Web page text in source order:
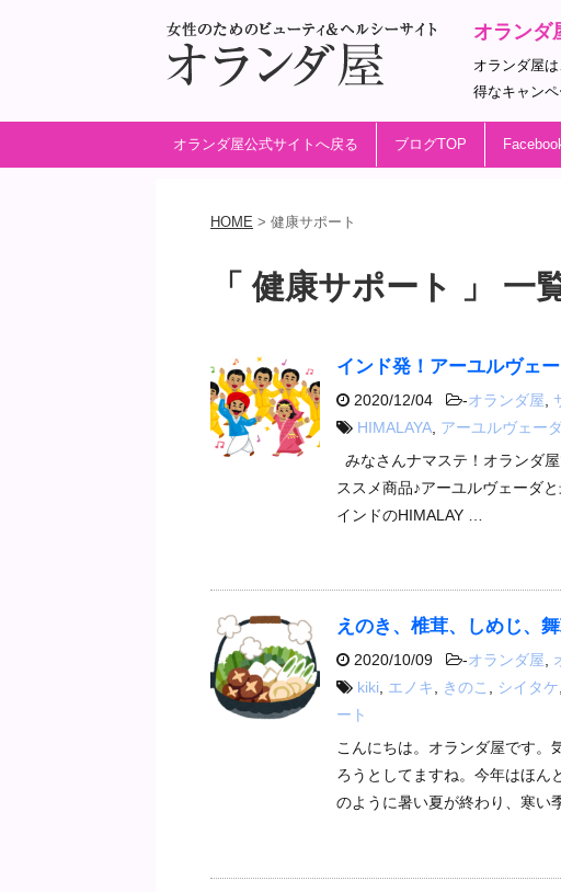
オランダ
オランダ屋
得なキャン
オランダ屋公式サイトへ戻る ブログTOP
HOME > 健康サポート
「 健康サポート 」 一
インド発！アーユルヴェ
2020/12/04 -オランダ屋
HIMALAYA アーユルヴェー
みなさんナマステ！オランダ
ススメ商品♪アーユルヴェーダ
インドのHIMALAY …
えのき、椎茸、しめじ、
2020/10/09 -オランダ屋,
kiki, エノキ, きのこ , シイタケ,
ート
こんにちは。オランダ屋です。
ろうとしてますね。今年はほん
のように暑い夏が終わり、寒い